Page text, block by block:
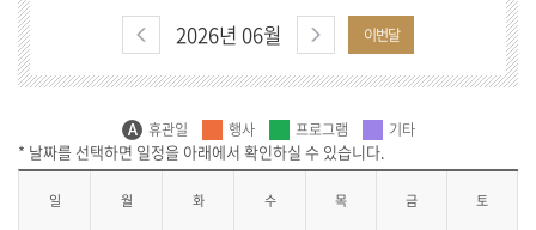
2026년 06월 이번달
휴관일 행사 프로그램 기타
일 월 화 수 목 금
토